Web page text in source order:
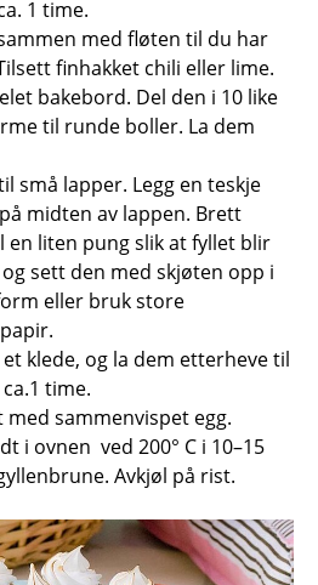
1 time.
med fløten til du har
finhakket chili eller lime.
bakebord. Del den i 10 like
til runde boller. La dem
små lapper. Legg en teskje
midten av lappen. Brett
en liten pung slik at fyllet blir
sett den med skjøten opp i
eller bruk store
klede, og la dem etterheve til
time.
med sammenvispet egg.
i ovnen ved 200° C i 10–15
Avkjøl på rist.